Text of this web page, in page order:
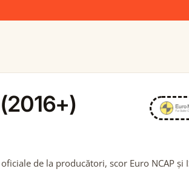
de la producători, scor Euro NCAP și